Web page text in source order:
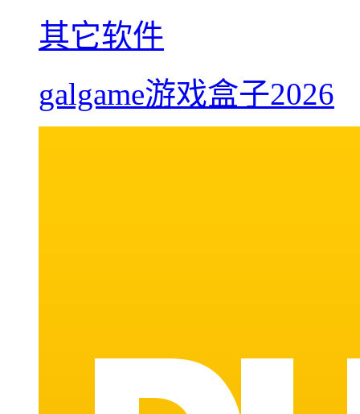
其它软件
galgame游戏盒子2026